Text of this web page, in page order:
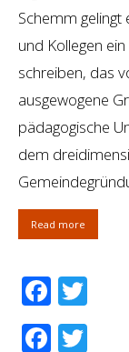
Schemm gelingt
und Kollegen
schreiben, das
ausgewogene
pädagogische
dem
Read more